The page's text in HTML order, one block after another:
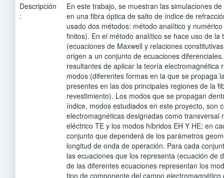
Descripción
:
En este trabajo, se muestran las simulaciones
en una fibra óptica de salto de índice de
usado dos métodos: método analítico y
finitos). En el método analítico se hace uso de la
(ecuaciones de Maxwell y relaciones
origen a un conjunto de ecuaciones
resultantes de aplicar la teoría electromagnética
modos (diferentes formas en la que se propaga
presentes en las dos principales regiones de la
revestimiento). Los modos que se propagan
índice, modos estudiados en este proyecto, son
electromagnéticas designadas como transversal
eléctrico TE y los modos híbridos EH Y HE; en
conjunto que dependerá de los parámetros
longitud de onda de operación. Para cada
las ecuaciones que los representa (ecuación de
de las diferentes ecuaciones representan los
tipo de componente del campo